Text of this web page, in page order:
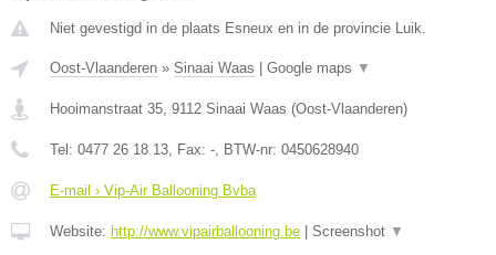
Niet gevestigd in de plaats Esneux en in de provincie Luik.
Oost-Vlaanderen » Sinaai Waas Google maps ▼
Hooimanstraat 35, 9112 Sinaai Waas (Oost-Vlaanderen)
Tel: 0477 26 18 13, Fax: -, BTW-nr: 0450628940
E-mail › Vip-Air Ballooning Bvba
Website: http://www.vipairballooning.be Screenshot ▼